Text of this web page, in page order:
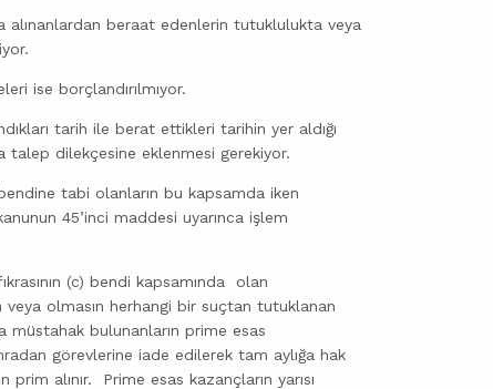
alınanlardan beraat edenlerin tutuklulukta veya
ise borçlandırılmıyor.
tarih ile berat ettikleri tarihin yer aldığı
talep dilekçesine eklenmesi gerekiyor.
bendine tabi olanların bu kapsamda iken
45’inci maddesi uyarınca işlem
(c) bendi kapsamında olan
olmasın herhangi bir suçtan tutuklanan
müstahak bulunanların prime esas
görevlerine iade edilerek tam aylığa hak
alınır. Prime esas kazançların yarısı